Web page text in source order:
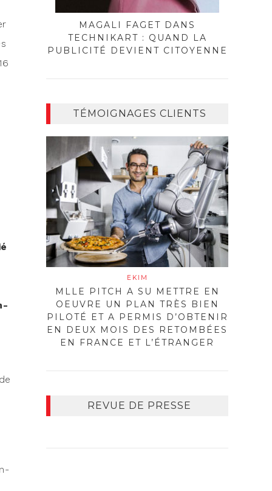
MAGALI FAGET DANS
TECHNIKART : QUAND LA
PUBLICITÉ DEVIENT CITOYENNE
TÉMOIGNAGES CLIENTS
EKIM
MLLE PITCH A SU METTRE EN
OEUVRE UN PLAN TRÈS BIEN
PILOTÉ ET A PERMIS D’OBTENIR
EN DEUX MOIS DES RETOMBÉES
EN FRANCE ET L’ÉTRANGER
REVUE DE PRESSE